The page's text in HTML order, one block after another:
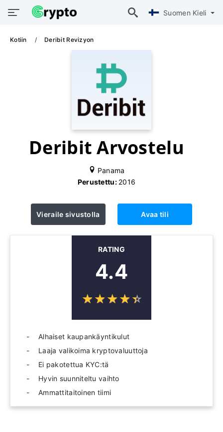
Suomen Kieli
Kotiin Deribit Revizyon
Deribit Arvostelu
Panama
Perustettu: 2016
Vieraile sivustolla Avaa tili
RATING
4.4
☆☆☆☆☆
★★★★★
Alhaiset kaupankäyntikulut
Laaja valikoima kryptovaluuttoja
Ei pakotettua KYC:tä
Hyvin suunniteltu vaihto
Ammattitaitoinen tiimi